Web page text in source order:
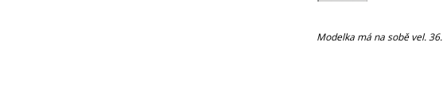
Modelka má na sobě vel. 36.